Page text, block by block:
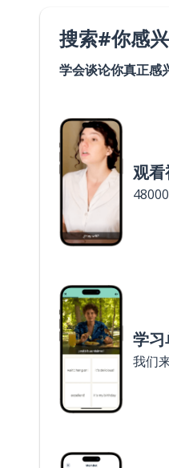
搜索#你感
学会谈论你真正感
观
学习
我们